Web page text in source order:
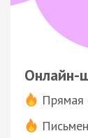
Онлайн-
Прямая